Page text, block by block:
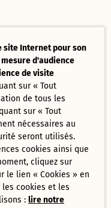
site Internet pour son
d'audience
de visite
sur « Tout
de tous les
sur « Tout
nécessaires au
seront utilisés.
cookies ainsi que
cliquez sur
le lien « Cookies » en
les cookies et les
:lire notre